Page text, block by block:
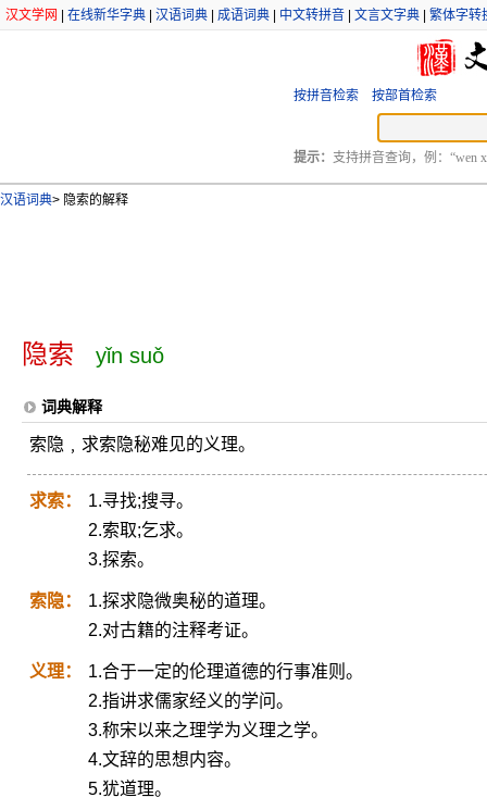
汉文学网 在线新华字典 汉语词典 成语词典 中文转拼音 文言文字典 繁体字转
按拼音检索 按部首检索
提示： 支持拼音查询，例：“wen
汉语词典> 隐索的解释
隐索 yǐn suǒ
词典解释
索隐﹐求索隐秘难见的义理。
求索：
1.寻找;搜寻。
2.索取;乞求。
3.探索。
索隐：
1.探求隐微奥秘的道理。
2.对古籍的注释考证。
义理：
1.合于一定的伦理道德的行事准则。
2.指讲求儒家经义的学问。
3.称宋以来之理学为义理之学。
4.文辞的思想内容。
5.犹道理。